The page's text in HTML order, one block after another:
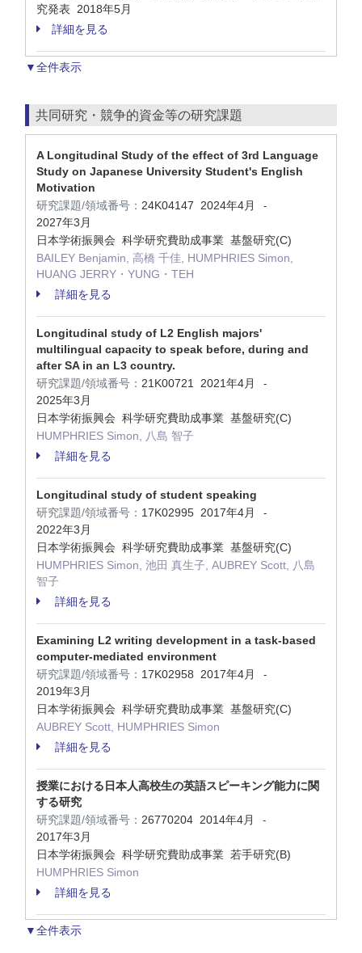
究発表 2018年5月
詳細を見る
▼全件表示
共同研究・競争的資金等の研究課題
A Longitudinal Study of the effect of 3rd Language
Study on Japanese University Student's English
Motivation
研究課題/領域番号： 24K04147 2024年4月 -
2027年3月
日本学術振興会 科学研究費助成事業 基盤研究(C)
BAILEY Benjamin, 高橋 千佳, HUMPHRIES Simon,
HUANG JERRY・YUNG・TEH
詳細を見る
Longitudinal study of L2 English majors'
multilingual capacity to speak before, during and
after SA in an L3 country.
研究課題/領域番号： 21K00721 2021年4月 -
2025年3月
日本学術振興会 科学研究費助成事業 基盤研究(C)
HUMPHRIES Simon, 八島 智子
詳細を見る
Longitudinal study of student speaking
研究課題/領域番号： 17K02995 2017年4月 -
2022年3月
日本学術振興会 科学研究費助成事業 基盤研究(C)
HUMPHRIES Simon, 池田 真生子, AUBREY Scott, 八島
智子
詳細を見る
Examining L2 writing development in a task-based
computer-mediated environment
研究課題/領域番号： 17K02958 2017年4月 -
2019年3月
日本学術振興会 科学研究費助成事業 基盤研究(C)
AUBREY Scott, HUMPHRIES Simon
詳細を見る
授業における日本人高校生の英語スピーキング能力に関
する研究
研究課題/領域番号： 26770204 2014年4月 -
2017年3月
日本学術振興会 科学研究費助成事業 若手研究(B)
HUMPHRIES Simon
詳細を見る
▼全件表示